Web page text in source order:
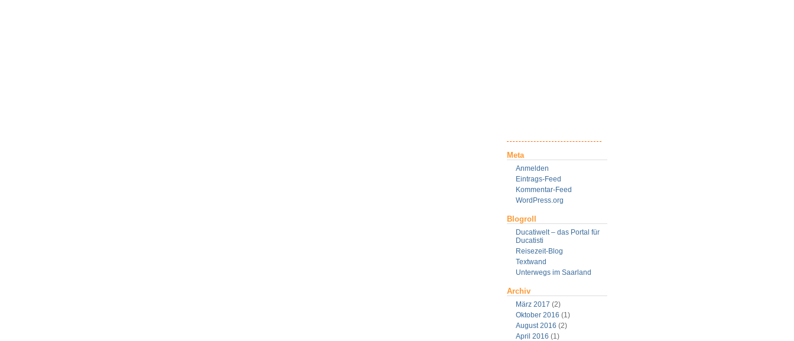
Meta
Anmelden
Eintrags-Feed
Kommentar-Feed
WordPress.org
Blogroll
Ducatiwelt – das Portal für
Ducatisti
Reisezeit-Blog
Textwand
Unterwegs im Saarland
Archiv
März 2017 (2)
Oktober 2016 (1)
August 2016 (2)
April 2016 (1)